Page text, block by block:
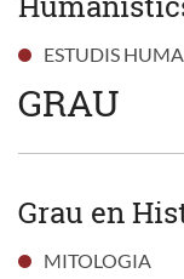
ESTUDIS
GRAU
Grau en
MITOLOGIA